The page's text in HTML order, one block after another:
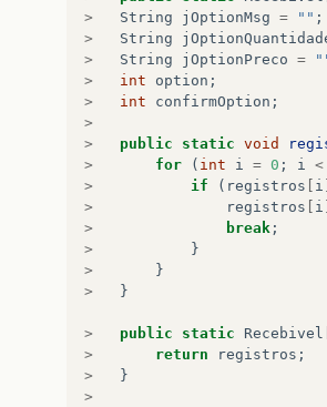
>
String jOptionMsg = "" ;
>
String
>
String jOptionPreco =
>
int option ;
>
int confirmOption ;
>
>
public static void
>
for ( int i = 0 ; i <
>
if ( registros i
>
registros i
>
break ;
>
}
>
}
>
}
> public static Recebivel
>
return registros ;
>
}
>